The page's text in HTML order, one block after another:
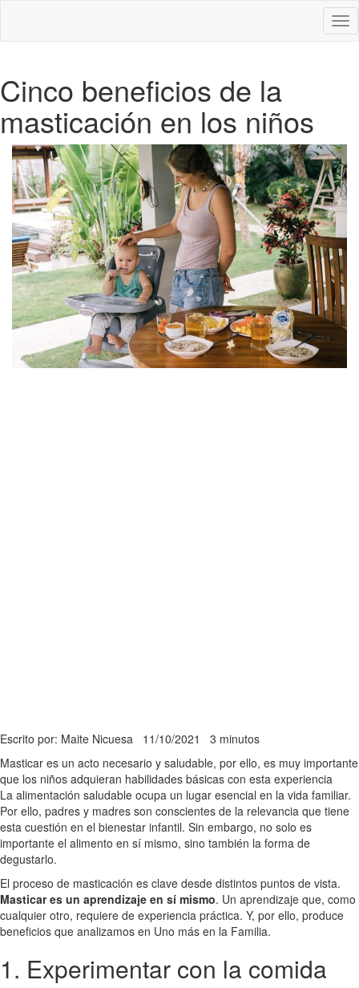
Cinco beneficios de la
masticación en los niños
Escrito por: Maite Nicuesa 11/10/2021 3 minutos
Masticar es un acto necesario y saludable, por ello, es muy importante
que los niños adquieran habilidades básicas con esta experiencia
La alimentación saludable ocupa un lugar esencial en la vida familiar.
Por ello, padres y madres son conscientes de la relevancia que tiene
esta cuestión en el bienestar infantil. Sin embargo, no solo es
importante el alimento en sí mismo, sino también la forma de
degustarlo.
El proceso de masticación es clave desde distintos puntos de vista.
Masticar es un aprendizaje en sí mismo. Un aprendizaje que, como
cualquier otro, requiere de experiencia práctica. Y, por ello, produce
beneficios que analizamos en Uno más en la Familia.
1. Experimentar con la comida